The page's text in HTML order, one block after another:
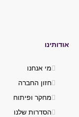
אודותינו
מי אנחנו
חזון החברה
מחקר ופיתוח
הסדרות שלנו